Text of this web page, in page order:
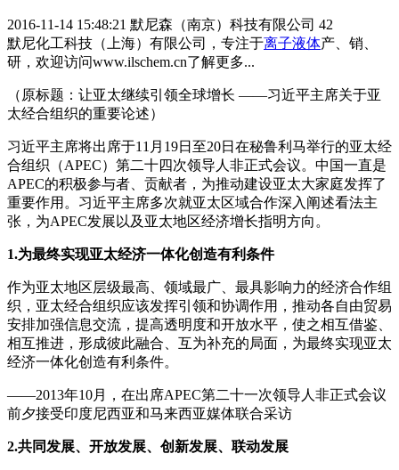
2016-11-14 15:48:21 默尼森（南京）科技有限公司 42
默尼化工科技（上海）有限公司，专注于离子液体产、销、
研，欢迎访问www.ilschem.cn了解更多...
（原标题：让亚太继续引领全球增长 ——习近平主席关于亚
太经合组织的重要论述）
习近平主席将出席于11月19日至20日在秘鲁利马举行的亚太经
合组织（APEC）第二十四次领导人非正式会议。中国一直是
APEC的积极参与者、贡献者，为推动建设亚太大家庭发挥了
重要作用。习近平主席多次就亚太区域合作深入阐述看法主
张，为APEC发展以及亚太地区经济增长指明方向。
1.为最终实现亚太经济一体化创造有利条件
作为亚太地区层级最高、领域最广、最具影响力的经济合作组
织，亚太经合组织应该发挥引领和协调作用，推动各自由贸易
安排加强信息交流，提高透明度和开放水平，使之相互借鉴、
相互推进，形成彼此融合、互为补充的局面，为最终实现亚太
经济一体化创造有利条件。
——2013年10月，在出席APEC第二十一次领导人非正式会议
前夕接受印度尼西亚和马来西亚媒体联合采访
2.共同发展、开放发展、创新发展、联动发展